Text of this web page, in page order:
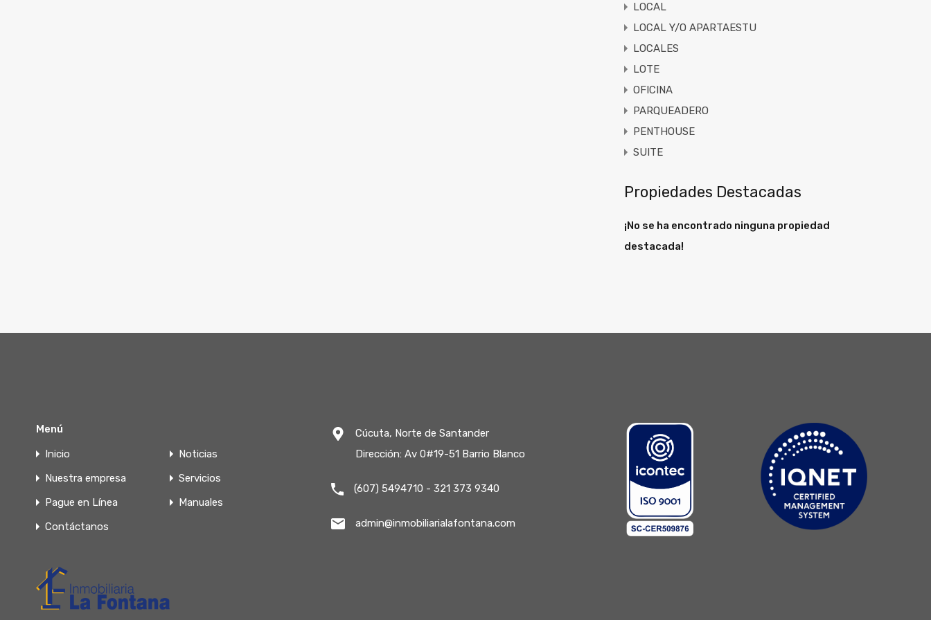
LOCAL
LOCAL Y/O APARTAESTU
LOCALES
LOTE
OFICINA
PARQUEADERO
PENTHOUSE
SUITE
Propiedades Destacadas
¡No se ha encontrado ninguna propiedad
destacada!
Menú
Inicio
Noticias
Nuestra empresa
Servicios
Pague en Línea
Manuales
Contáctanos
Cúcuta, Norte de Santander
Dirección: Av 0#19-51 Barrio Blanco
(607) 5494710 - 321 373 9340
admin@inmobiliarialafontana.com